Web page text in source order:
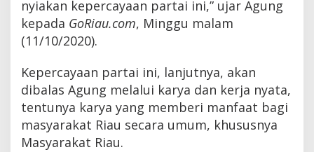
nyiakan kepercayaan partai ini,” ujar Agung
kepada GoRiau.com, Minggu malam
(11/10/2020).
Kepercayaan partai ini, lanjutnya, akan
dibalas Agung melalui karya dan kerja nyata,
tentunya karya yang memberi manfaat bagi
masyarakat Riau secara umum, khususnya
Masyarakat Riau.